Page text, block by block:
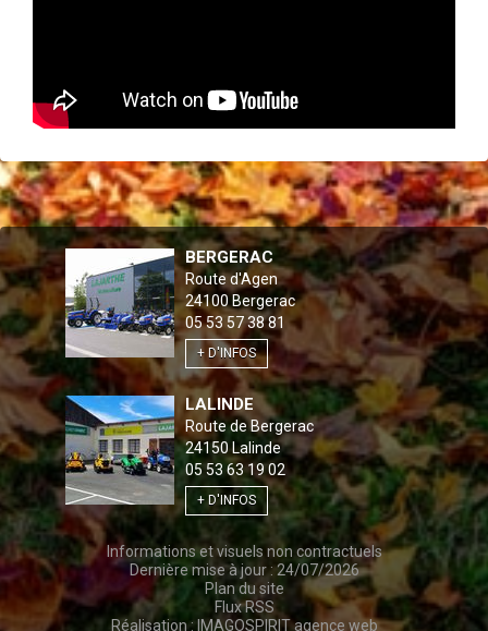
BERGERAC
Route d'Agen
24100 Bergerac
05 53 57 38 81
+ D'INFOS
LALINDE
Route de Bergerac
24150 Lalinde
05 53 63 19 02
+ D'INFOS
Informations et visuels non contractuels
Dernière mise à jour : 24/07/2026
Plan du site
Flux RSS
Réalisation : IMAGOSPIRIT agence web